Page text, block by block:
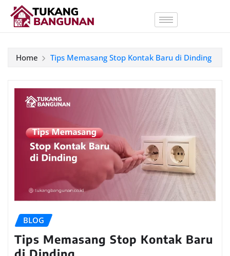
Home Tips Memasang Stop Kontak Baru di Dinding
BLOG
Tips Memasang Stop Kontak Baru